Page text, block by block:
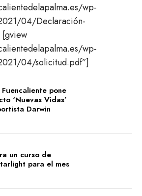
wp-
04/Declaración-
[gview
wp-
04/solicitud.pdf”]
pone
‘Nuevas Vidas’
Darwin
un curso de
para el mes